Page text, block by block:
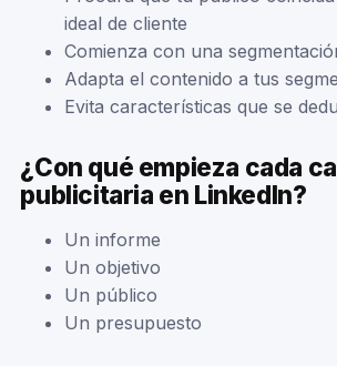
ideal de cliente
Comienza con una
Adapta el contenido a tus
Evita características que se
¿Con qué empieza cada
publicitaria en LinkedIn?
Un informe
Un objetivo
Un público
Un presupuesto